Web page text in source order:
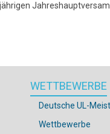
WETTBEWERBE
Deutsche UL-
Wettbewerbe